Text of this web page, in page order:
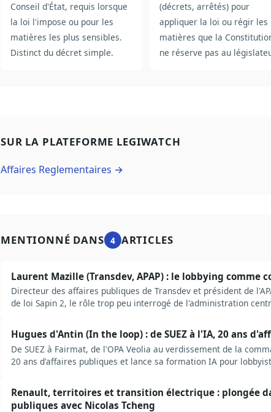
Conseil d'État, requis lorsque
la loi l'impose ou pour les
matières les plus sensibles.
Distinct du décret simple.
(décrets, arrêtés) pour
appliquer la loi ou régir les
matières que la
ne réserve pas au
SUR LA PLATEFORME LEGIWATCH
Affaires Reglementaires →
MENTIONNÉ DANS 4 ARTICLES
Laurent Mazille (Transdev, APAP) : le lobbying
Directeur des affaires publiques de Transdev et président de
de loi Sapin 2, le rôle trop peu interrogé de l'administration
Hugues d'Antin (In the loop) : de SUEZ à l'IA, 20 ans
De SUEZ à Fairmat, de l'OPA Veolia au verdissement de la
20 ans d'affaires publiques et lance sa formation IA pour
Renault, territoires et transition électrique : plongée
publiques avec Nicolas Tcheng